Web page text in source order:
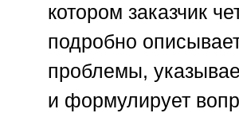
котором заказчик
подробно
проблемы,
и формулирует